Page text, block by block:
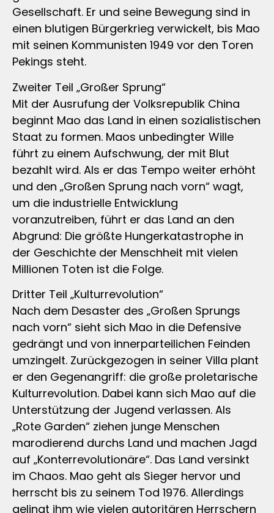
Gesellschaft. Er und seine Bewegung sind in
einen blutigen Bürgerkrieg verwickelt, bis Mao
mit seinen Kommunisten 1949 vor den Toren
Pekings steht.
Zweiter Teil „Großer Sprung“
Mit der Ausrufung der Volksrepublik China
beginnt Mao das Land in einen sozialistischen
Staat zu formen. Maos unbedingter Wille
führt zu einem Aufschwung, der mit Blut
bezahlt wird. Als er das Tempo weiter erhöht
und den „Großen Sprung nach vorn“ wagt,
um die industrielle Entwicklung
voranzutreiben, führt er das Land an den
Abgrund: Die größte Hungerkatastrophe in
der Geschichte der Menschheit mit vielen
Millionen Toten ist die Folge.
Dritter Teil „Kulturrevolution“
Nach dem Desaster des „Großen Sprungs
nach vorn“ sieht sich Mao in die Defensive
gedrängt und von innerparteilichen Feinden
umzingelt. Zurückgezogen in seiner Villa plant
er den Gegenangriff: die große proletarische
Kulturrevolution. Dabei kann sich Mao auf die
Unterstützung der Jugend verlassen. Als
„Rote Garden“ ziehen junge Menschen
marodierend durchs Land und machen Jagd
auf „Konterrevolutionäre“. Das Land versinkt
im Chaos. Mao geht als Sieger hervor und
herrscht bis zu seinem Tod 1976. Allerdings
gelingt ihm wie vielen autoritären Herrschern